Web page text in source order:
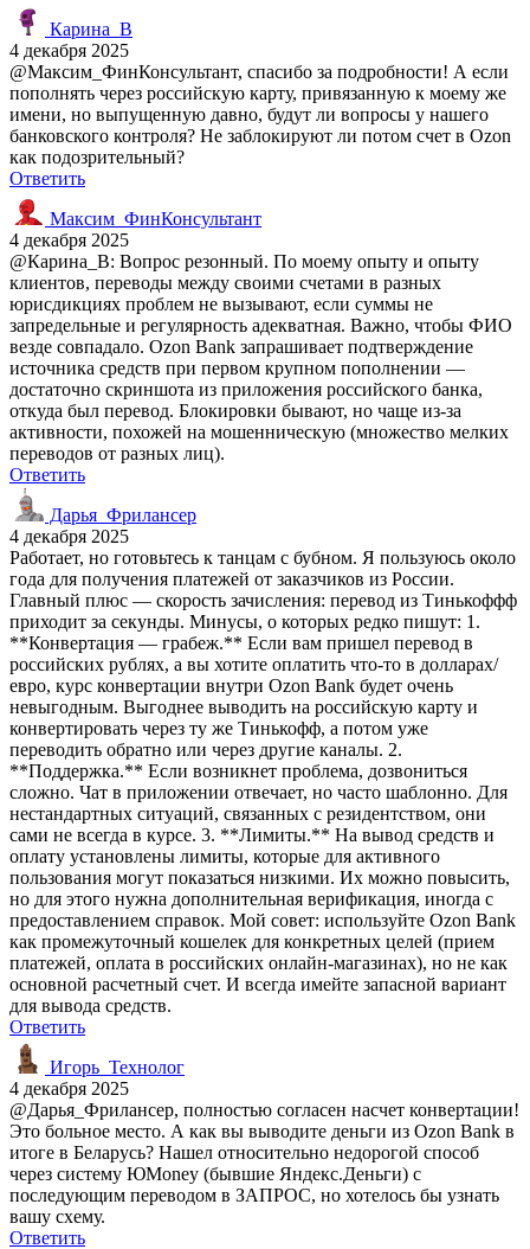
Карина_В
4 декабря 2025
@Максим_ФинКонсультант, спасибо за подробности! А если
пополнять через российскую карту, привязанную к моему же
имени, но выпущенную давно, будут ли вопросы у нашего
банковского контроля? Не заблокируют ли потом счет в Ozon
как подозрительный?
Ответить
Максим_ФинКонсультант
4 декабря 2025
@Карина_В: Вопрос резонный. По моему опыту и опыту
клиентов, переводы между своими счетами в разных
юрисдикциях проблем не вызывают, если суммы не
запредельные и регулярность адекватная. Важно, чтобы ФИО
везде совпадало. Ozon Bank запрашивает подтверждение
источника средств при первом крупном пополнении —
достаточно скриншота из приложения российского банка,
откуда был перевод. Блокировки бывают, но чаще из-за
активности, похожей на мошенническую (множество мелких
переводов от разных лиц).
Ответить
Дарья_Фрилансер
4 декабря 2025
Работает, но готовьтесь к танцам с бубном. Я пользуюсь около
года для получения платежей от заказчиков из России.
Главный плюс — скорость зачисления: перевод из Тинькоффф
приходит за секунды. Минусы, о которых редко пишут: 1.
**Конвертация — грабеж.** Если вам пришел перевод в
российских рублях, а вы хотите оплатить что-то в долларах/
евро, курс конвертации внутри Ozon Bank будет очень
невыгодным. Выгоднее выводить на российскую карту и
конвертировать через ту же Тинькофф, а потом уже
переводить обратно или через другие каналы. 2.
**Поддержка.** Если возникнет проблема, дозвониться
сложно. Чат в приложении отвечает, но часто шаблонно. Для
нестандартных ситуаций, связанных с резидентством, они
сами не всегда в курсе. 3. **Лимиты.** На вывод средств и
оплату установлены лимиты, которые для активного
пользования могут показаться низкими. Их можно повысить,
но для этого нужна дополнительная верификация, иногда с
предоставлением справок. Мой совет: используйте Ozon Bank
как промежуточный кошелек для конкретных целей (прием
платежей, оплата в российских онлайн-магазинах), но не как
основной расчетный счет. И всегда имейте запасной вариант
для вывода средств.
Ответить
Игорь_Технолог
4 декабря 2025
@Дарья_Фрилансер, полностью согласен насчет конвертации!
Это больное место. А как вы выводите деньги из Ozon Bank в
итоге в Беларусь? Нашел относительно недорогой способ
через систему ЮMoney (бывшие Яндекс.Деньги) с
последующим переводом в ЗАПРОС, но хотелось бы узнать
вашу схему.
Ответить